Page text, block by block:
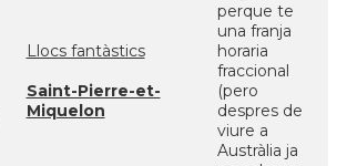
Llocs fantàstics
Saint-Pierre-et-
Miquelon
perque te
una franja
horaria
fraccional
(pero
despres de
viure a
Austràlia ja